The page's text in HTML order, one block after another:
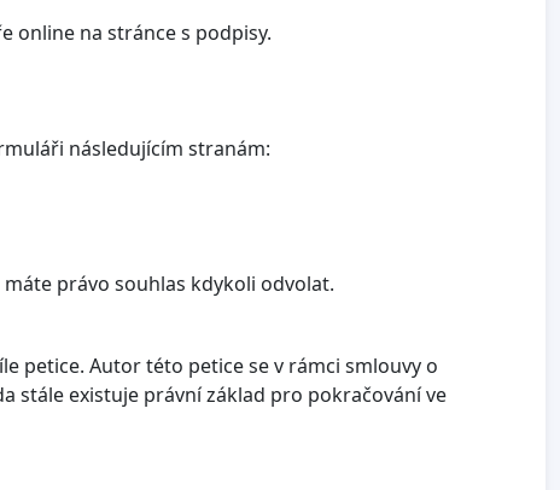
online na stránce s podpisy.
následujícím stranám:
právo souhlas kdykoli odvolat.
petice. Autor této petice se v rámci smlouvy o
stále existuje právní základ pro pokračování ve